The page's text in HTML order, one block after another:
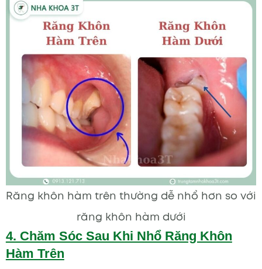
Răng khôn hàm trên thường dễ nhổ hơn so với
răng khôn hàm dưới
4. Chăm Sóc Sau Khi Nhổ Răng Khôn
Hàm Trên